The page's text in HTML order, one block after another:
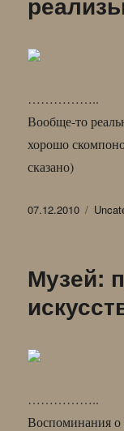
……………..
Вообще-то
хорошо
сказано)
Опубликовано
07.12.2010
Музей:
……………..
Воспоминания